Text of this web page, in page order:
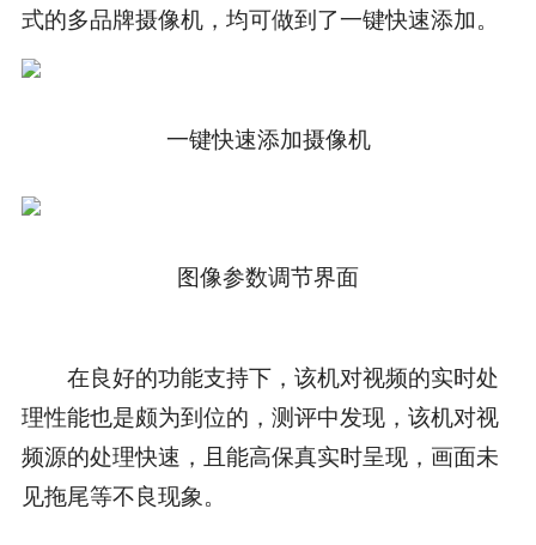
式的多品牌摄像机，均可做到了一键快速添加。
一键快速添加摄像机
图像参数调节界面
在良好的功能支持下，该机对视频的实时处
理性能也是颇为到位的，测评中发现，该机对视
频源的处理快速，且能高保真实时呈现，画面未
见拖尾等不良现象。